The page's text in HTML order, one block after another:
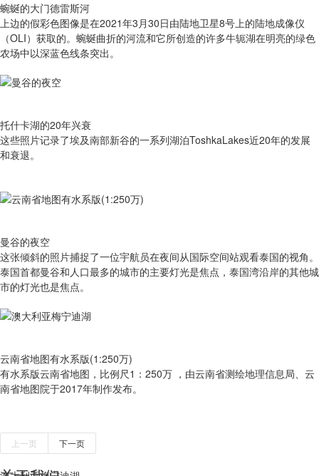
蜿蜒的大门德雷斯河
上边的假彩色图像是在2021年3月30日由陆地卫星8号上的陆地成像仪
（OLI）获取的。蜿蜒曲折的河流和它所创造的许多牛轭湖在明亮的绿色
农场中以深蓝色线条突出。
托什卡湖的20年兴衰
这些照片记录了埃及南部新谷的一系列湖泊ToshkaLakes近20年的发展
和衰退。
曼谷的夜空
这张倾斜的照片捕捉了一位宇航员在夜间从国际空间站观看泰国的视角。
泰国首都曼谷和人口最多的城市的主要灯光是焦点，泰国湾沿岸的其他城
市的灯光也是焦点。
云南省地图有水系版(1:250万)
有​水系版云南省地图，比例尺1：250万 ，由云南省测绘地理信息局、云
南省地图院于2017年制作发布。
上一页 下一页